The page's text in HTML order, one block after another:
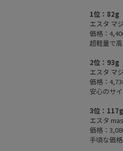
1位：82g
エスタ マ
価格：
超軽量で
2位：93g
エスタ マ
価格：
安心のサ
3位：117g
エスタ
価格：
手頃な価